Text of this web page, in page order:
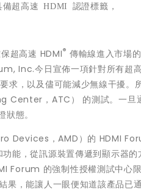
備超高速 HDMI 認證標籤，
超高速 HDMI® 傳輸線進入市場
Inc.今日宣佈一項針對所有超
求，以及儘可能減少無線干擾
，ATC） 的測試。一旦
態。
Devices，AMD）的 HDMI
能，從訊源裝置傳遞到顯示器
Forum 的強制性授權測試中心
果，能讓人一眼便知道該產品已